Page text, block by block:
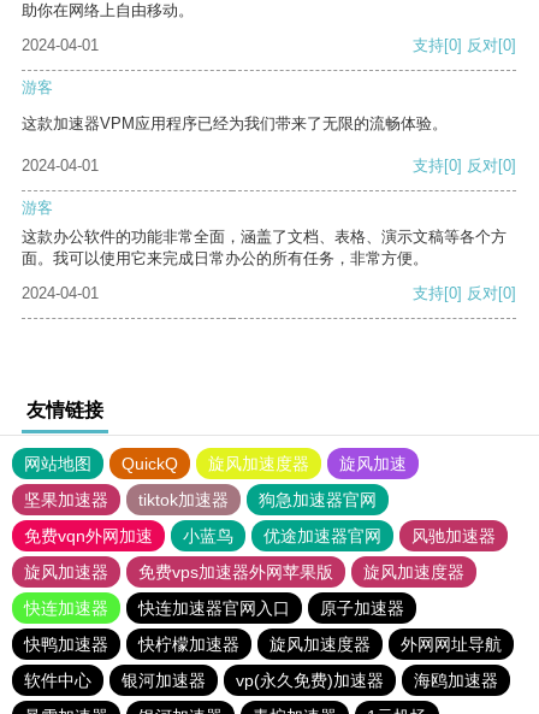
助你在网络上自由移动。
2024-04-01
支持[0] 反对[0]
游客
这款加速器VPM应用程序已经为我们带来了无限的流畅体验。
2024-04-01 支持[0] 反对[0]
游客
这款办公软件的功能非常全面，涵盖了文档、表格、演示文稿等各个方
面。我可以使用它来完成日常办公的所有任务，非常方便。
2024-04-01
支持[0] 反对[0]
友情链接
网站地图 QuickQ 旋风加速度器
旋风加速
坚果加速器
tiktok加速器
狗急加速器官网
免费vqn外网加速
小蓝鸟 优途加速器官网
风驰加速器
旋风加速器
免费vps加速器外网苹果版
旋风加速度器
快连加速器
快连加速器官网入口
原子加速器
快鸭加速器
快柠檬加速器 旋风加速度器
外网网址导航
软件中心
银河加速器 vp(永久免费)加速器
海鸥加速器